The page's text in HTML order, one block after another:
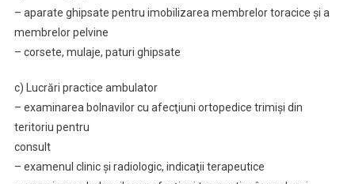
– aparate ghipsate pentru imobilizarea membrelor toracice şi a
membrelor pelvine
– corsete, mulaje, paturi ghipsate
c) Lucrări practice ambulator
– examinarea bolnavilor cu afecţiuni ortopedice trimişi din
teritoriu pentru
consult
– examenul clinic şi radiologic, indicaţii terapeutice